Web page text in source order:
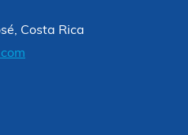
Costa Rica